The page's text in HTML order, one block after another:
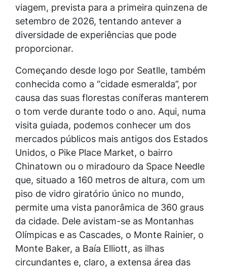
viagem, prevista para a primeira quinzena de
setembro de 2026, tentando antever a
diversidade de experiências que pode
proporcionar.
Começando desde logo por Seatlle, também
conhecida como a “cidade esmeralda”, por
causa das suas florestas coníferas manterem
o tom verde durante todo o ano. Aqui, numa
visita guiada, podemos conhecer um dos
mercados públicos mais antigos dos Estados
Unidos, o Pike Place Market, o bairro
Chinatown ou o miradouro da Space Needle
que, situado a 160 metros de altura, com um
piso de vidro giratório único no mundo,
permite uma vista panorâmica de 360 graus
da cidade. Dele avistam-se as Montanhas
Olímpicas e as Cascades, o Monte Rainier, o
Monte Baker, a Baía Elliott, as ilhas
circundantes e, claro, a extensa área das